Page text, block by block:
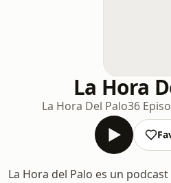
La Hora
La Hora Del Palo36
La Hora del Palo es un